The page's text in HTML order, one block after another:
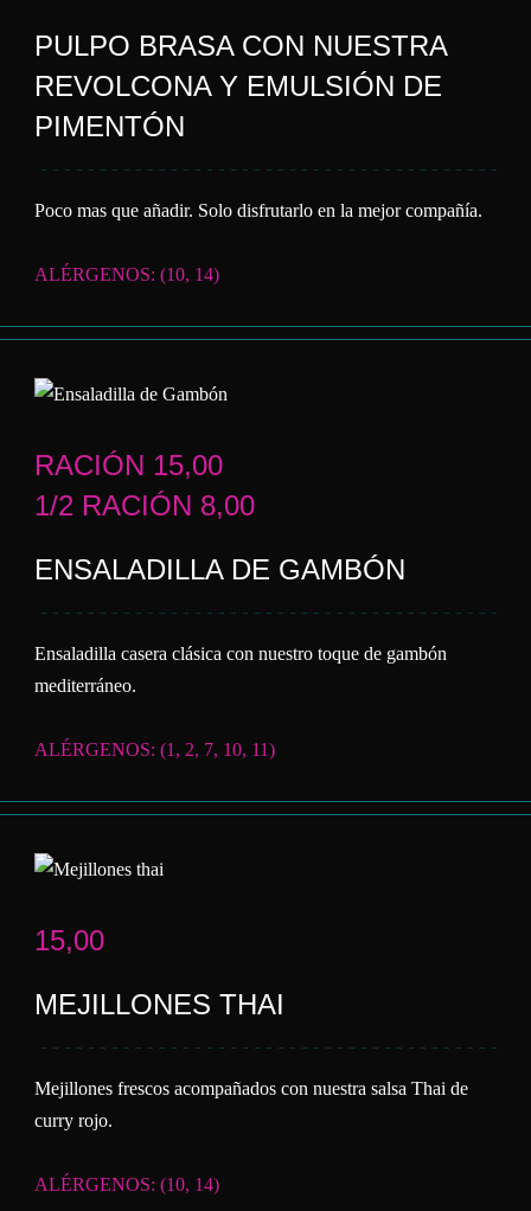
PULPO BRASA CON NUESTRA
REVOLCONA Y EMULSIÓN DE
PIMENTÓN
Poco mas que añadir. Solo disfrutarlo en la mejor compañía.
ALÉRGENOS: (10, 14)
RACIÓN 15,00
1/2 RACIÓN 8,00
ENSALADILLA DE GAMBÓN
Ensaladilla casera clásica con nuestro toque de gambón
mediterráneo.
ALÉRGENOS: (1, 2, 7, 10, 11)
15,00
MEJILLONES THAI
Mejillones frescos acompañados con nuestra salsa Thai de
curry rojo.
ALÉRGENOS: (10, 14)